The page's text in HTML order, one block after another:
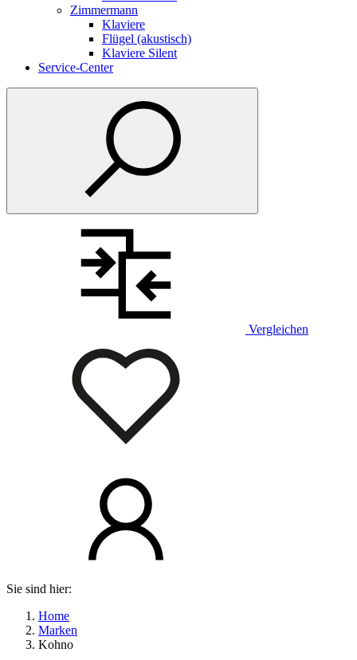
Zimmermann
Klaviere
Flügel (akustisch)
Klaviere Silent
Service-Center
Vergleichen
Sie sind hier:
Home
Marken
Kohno